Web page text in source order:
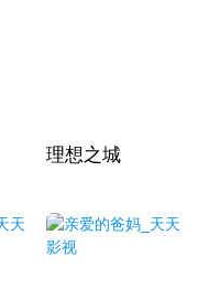
理想之城